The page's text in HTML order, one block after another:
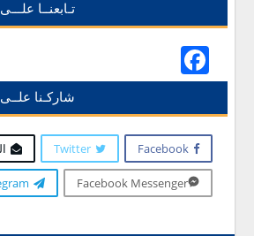
تـابعنــا علـــى
شاركـنا علــى
Facebook
Twitter
Facebook Messenger